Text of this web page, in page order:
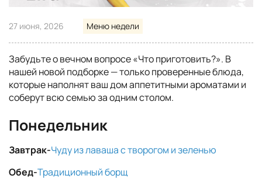
27 июня, 2026 Меню недели
Забудьте о вечном вопросе «Что приготовить?». В
нашей новой подборке — только проверенные блюда,
которые наполнят ваш дом аппетитными ароматами и
соберут всю семью за одним столом.
Понедельник
Завтрак-Чуду из лаваша с творогом и зеленью
Обед-Традиционный борщ